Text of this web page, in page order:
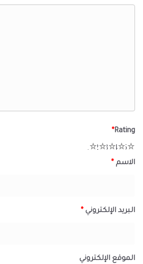
Rating
*
5
4
3
2
الاسم *
البريد الإلكتروني *
الموقع الإلكتروني